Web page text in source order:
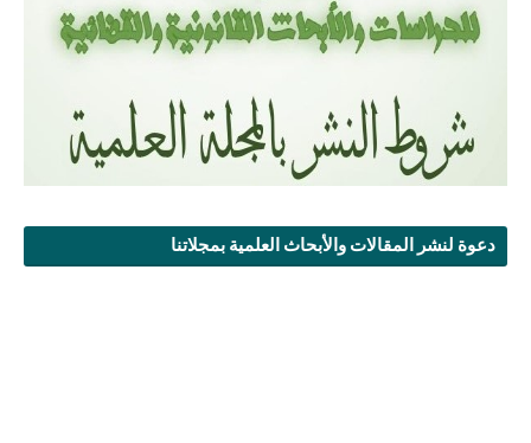
دعوة لنشر المقالات والأبحاث العلمية بمجلاتنا